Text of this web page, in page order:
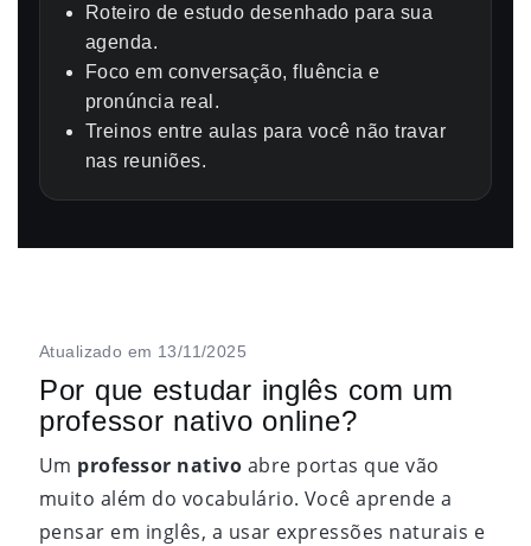
Roteiro de estudo desenhado para sua
agenda.
Foco em conversação, fluência e
pronúncia real.
Treinos entre aulas para você não travar
nas reuniões.
Atualizado em 13/11/2025
Por que estudar inglês com um
professor nativo online?
Um professor nativo abre portas que vão
muito além do vocabulário. Você aprende a
pensar em inglês, a usar expressões naturais e